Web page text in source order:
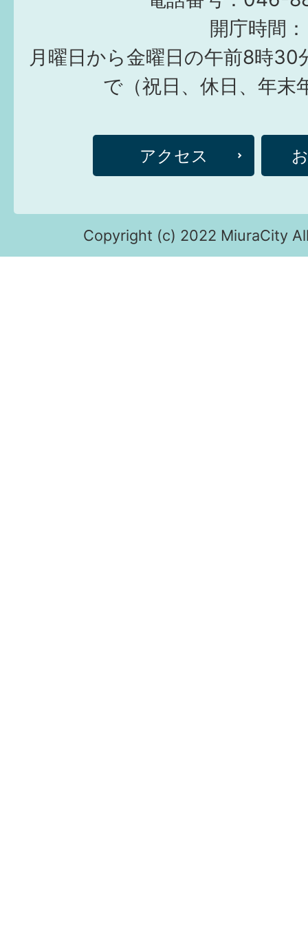
開庁時間：
月曜日から金曜日の午前8時30
で（祝日、休日、年末
アクセス
Copyright (c) 2022 MiuraCity